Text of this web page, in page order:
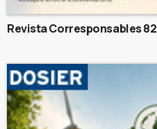
Revista Corresponsables 82